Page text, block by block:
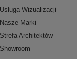
Usługa Wizualizacji
Nasze Marki
Strefa Architektów
Showroom